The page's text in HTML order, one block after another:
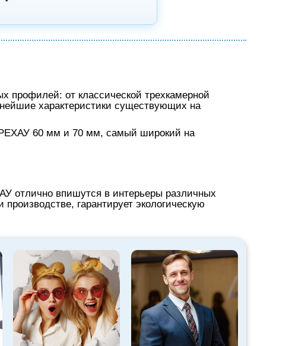
профилей: от классической трехкамерной
характеристики существующих на
РЕХАУ 60 мм и 70 мм, самый широкий на
отлично впишутся в интерьеры различных
гарантирует экологическую